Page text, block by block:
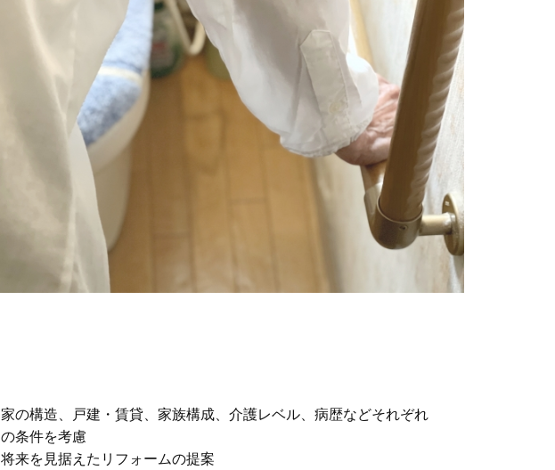
家の構造、戸建・賃貸、家族構成、介護レベル、病歴などそれぞれ
の条件を考慮
将来を見据えたリフォームの提案